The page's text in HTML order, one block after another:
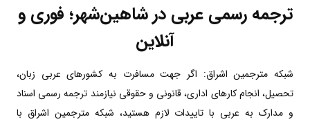
ترجمه رسمی عربی در شاهین‌شهر؛ فوری و
آنلاین
شبکه مترجمین اشراق: اگر جهت مسافرت به کشورهای عربی زبان،
تحصیل، انجام کارهای اداری، قانونی و حقوقی نیازمند ترجمه رسمی اسناد
و مدارک به عربی با تاییدات لازم هستید، شبکه مترجمین اشراق با